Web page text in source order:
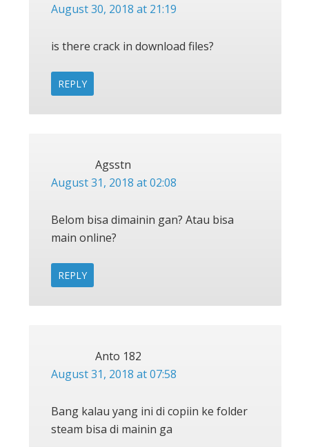
August 30, 2018 at 21:19
is there crack in download files?
REPLY
Agsstn
August 31, 2018 at 02:08
Belom bisa dimainin gan? Atau bisa
main online?
REPLY
Anto 182
August 31, 2018 at 07:58
Bang kalau yang ini di copiin ke folder
steam bisa di mainin ga